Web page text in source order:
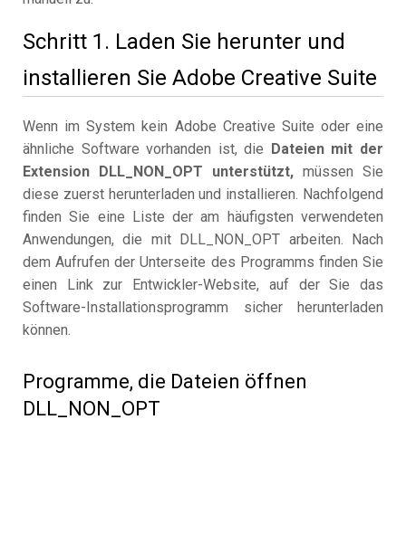
Schritt 1. Laden Sie herunter und
installieren Sie Adobe Creative Suite
Wenn im System kein Adobe Creative Suite oder eine
ähnliche Software vorhanden ist, die Dateien mit der
Extension DLL_NON_OPT unterstützt, müssen Sie
diese zuerst herunterladen und installieren. Nachfolgend
finden Sie eine Liste der am häufigsten verwendeten
Anwendungen, die mit DLL_NON_OPT arbeiten. Nach
dem Aufrufen der Unterseite des Programms finden Sie
einen Link zur Entwickler-Website, auf der Sie das
Software-Installationsprogramm sicher herunterladen
können.
Programme, die Dateien öffnen
DLL_NON_OPT